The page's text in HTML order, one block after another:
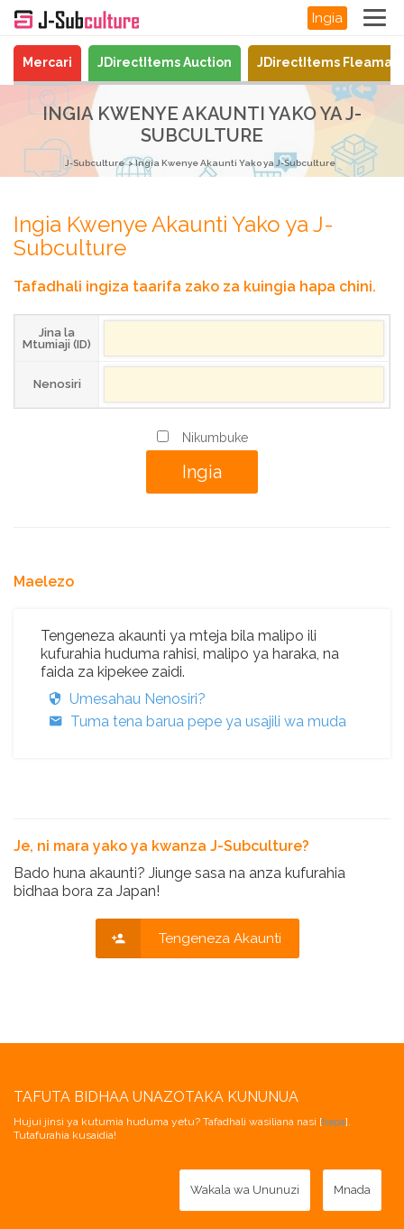
Ingia
Mercari JDirectItems Auction JDirectItems
INGIA KWENYE AKAUNTI YAKO YA J-
SUBCULTURE
J-Subculture Ingia Kwenye Akaunti Yako ya J-Subculture
Ingia Kwenye Akaunti Yako ya J-
Subculture
Tafadhali ingiza taarifa zako za kuingia hapa chini.
Jina la
Mtumiaji (ID)
Nenosiri
Nikumbuke
Maelezo
Tengeneza akaunti ya mteja bila malipo ili
kufurahia huduma rahisi, malipo ya haraka, na
faida za kipekee zaidi.
Umesahau Nenosiri?
Tuma tena barua pepe ya usajili wa muda
Je, ni mara yako ya kwanza J-Subculture?
Bado huna akaunti? Jiunge sasa na anza kufurahia
bidhaa bora za Japan!
Tengeneza Akaunti
TAFUTA BIDHAA UNAZOTAKA KUNUNUA
Hujui jinsi ya kutumia huduma yetu? Tafadhali wasiliana nasi [hapa].
Tutafurahia kusaidia!
Wakala wa Ununuzi Mnada